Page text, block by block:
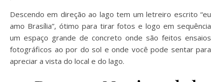
Descendo em direção ao lago tem um letreiro escrito “eu
amo Brasília”, ótimo para tirar fotos e logo em sequência
um espaço grande de concreto onde são feitos ensaios
fotográficos ao por do sol e onde você pode sentar para
apreciar a vista do local e do lago.